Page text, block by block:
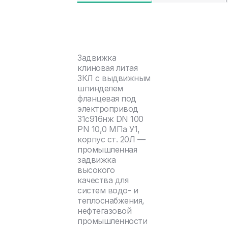
Задвижка
клиновая литая
ЗКЛ с выдвижным
шпинделем
фланцевая под
электропривод
31с916нж DN 100
PN 10,0 МПа У1,
корпус ст. 20Л —
промышленная
задвижка
высокого
качества для
систем водо- и
теплоснабжения,
нефтегазовой
промышленности